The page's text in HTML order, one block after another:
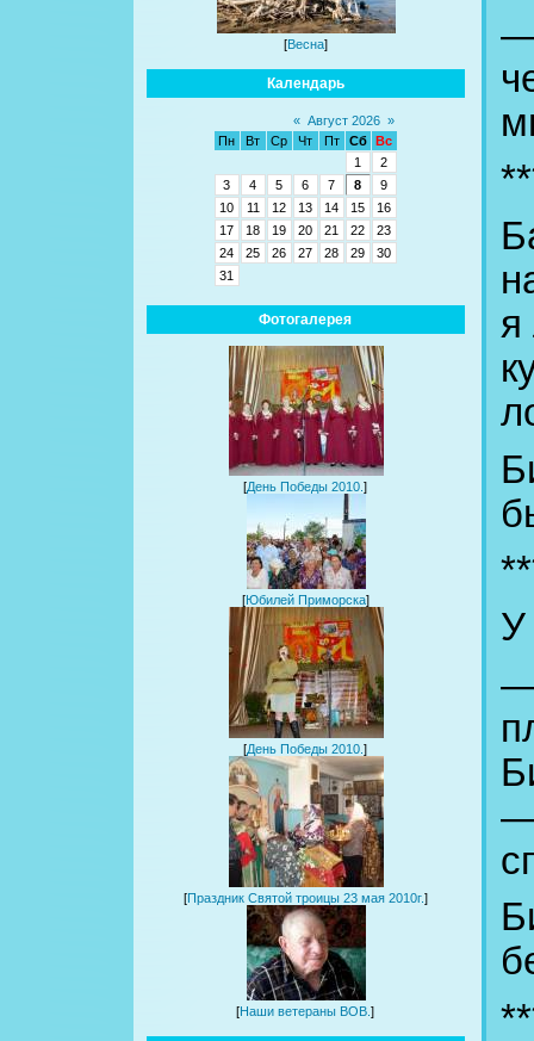
[Весна]
Календарь
« Август 2026 »
Пн
Вт Ср Чт Пт Сб
Вс
1
2
3
4 5 6 7 8
9
10
11 12 13 14 15
16
17
18 19 20 21 22
23
24
25 26 27 28 29
30
31
Фотогалерея
[День Победы 2010.]
[Юбилей Приморска]
[День Победы 2010.]
[Праздник Святой троицы 23 мая 2010г.]
[Наши ветераны ВОВ.]
я
У
—
—